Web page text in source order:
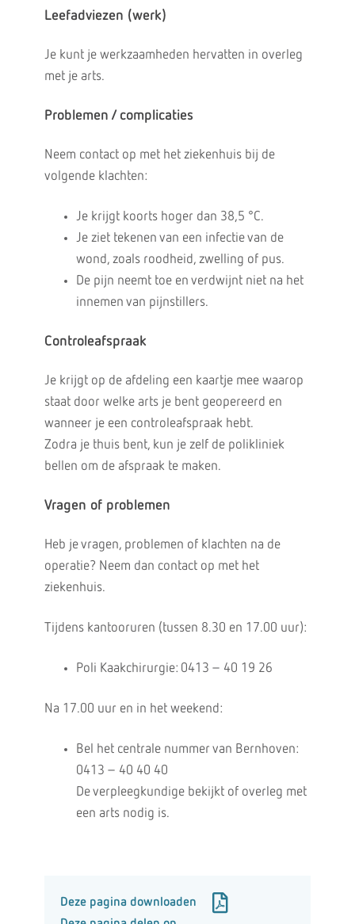
Leefadviezen (werk)
Je kunt je werkzaamheden hervatten in overleg
met je arts.
Problemen / complicaties
Neem contact op met het ziekenhuis bij de
volgende klachten:
Je krijgt koorts hoger dan 38,5 °C.
Je ziet tekenen van een infectie van de
wond, zoals roodheid, zwelling of pus.
De pijn neemt toe en verdwijnt niet na het
innemen van pijnstillers.
Controleafspraak
Je krijgt op de afdeling een kaartje mee waarop
staat door welke arts je bent geopereerd en
wanneer je een controleafspraak hebt.
Zodra je thuis bent, kun je zelf de polikliniek
bellen om de afspraak te maken.
Vragen of problemen
Heb je vragen, problemen of klachten na de
operatie? Neem dan contact op met het
ziekenhuis.
Tijdens kantooruren (tussen 8.30 en 17.00 uur):
Poli Kaakchirurgie: 0413 – 40 19 26
Na 17.00 uur en in het weekend:
Bel het centrale nummer van Bernhoven:
0413 – 40 40 40
De verpleegkundige bekijkt of overleg met
een arts nodig is.
Deze pagina downloaden